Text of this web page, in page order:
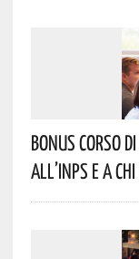
Bonus Corso
All’INPS E A